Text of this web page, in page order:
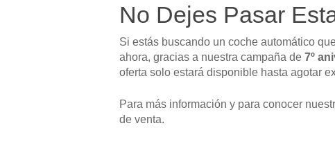
No Dejes Pasar
Si estás buscando un coche automático
ahora, gracias a nuestra campaña de 7º
oferta solo estará disponible hasta agotar
Para más información y para conocer
de venta.